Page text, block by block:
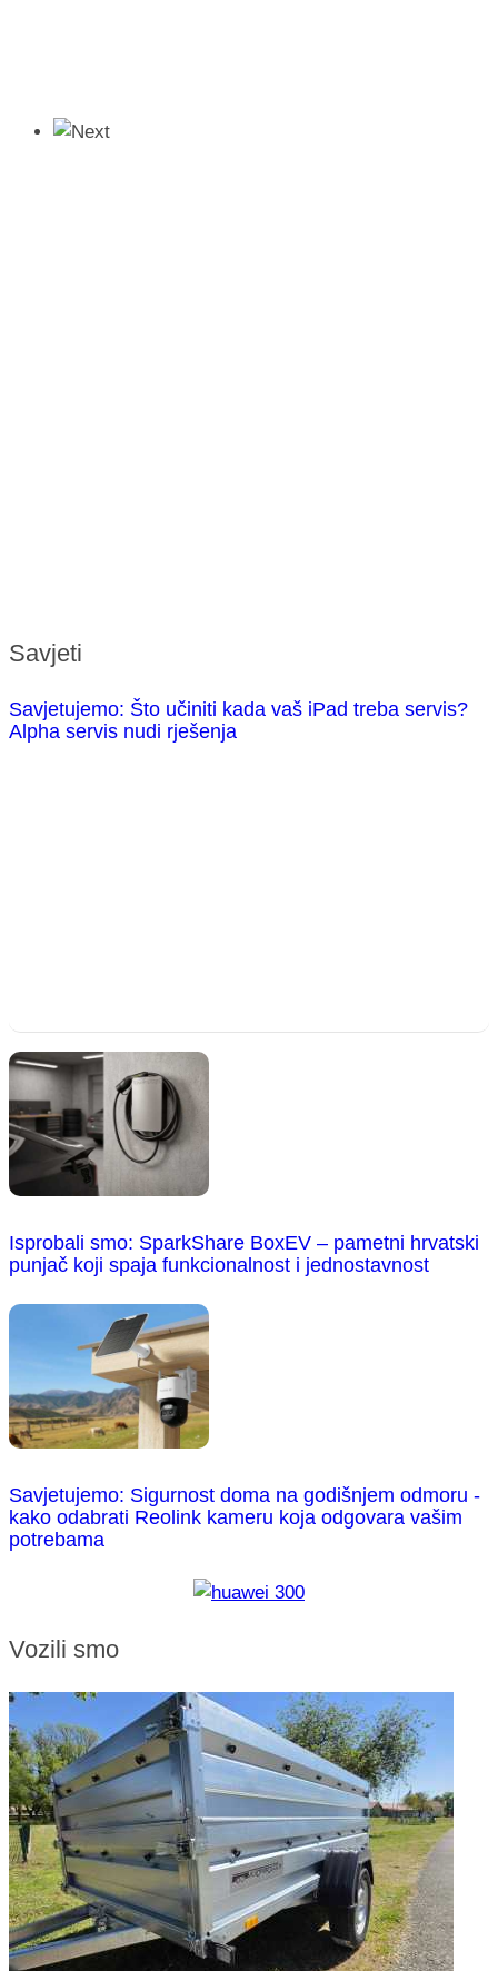
Savjeti
Savjetujemo: Što učiniti kada vaš iPad treba servis?
Alpha servis nudi rješenja
Isprobali smo: SparkShare BoxEV – pametni hrvatski
punjač koji spaja funkcionalnost i jednostavnost
Savjetujemo: Sigurnost doma na godišnjem odmoru -
kako odabrati Reolink kameru koja odgovara vašim
potrebama
Vozili smo